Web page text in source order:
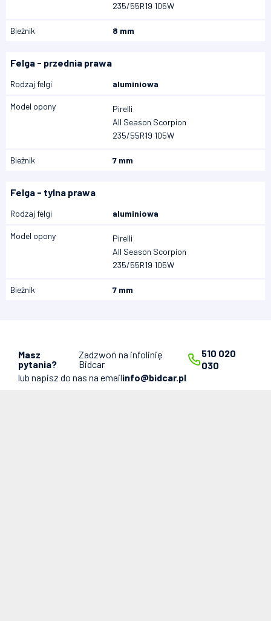
235/55R19 105W
Bieżnik 8 mm
Felga - przednia prawa
Rodzaj felgi aluminiowa
Model opony
Pirelli
All Season Scorpion
235/55R19 105W
Bieżnik 7 mm
Felga - tylna prawa
Rodzaj felgi aluminiowa
Model opony
Pirelli
All Season Scorpion
235/55R19 105W
Bieżnik 7 mm
Masz
pytania?
Zadzwoń na infolinię
Bidcar
510 020
030
lub napisz do nas na emailinfo@bidcar.pl